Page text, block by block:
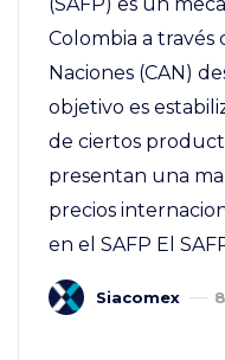
Colombia a través
Naciones (CAN)
objetivo es
de ciertos
presentan una
precios
en el SAFP El
Siacomex